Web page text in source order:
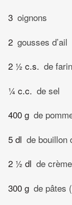
3 oignons
2 gousses d’ail
2 ½ c.s. de
¼ c.c. de sel
400 g de
5 dl de bouillon
2 ½ dl de
300 g de pâtes